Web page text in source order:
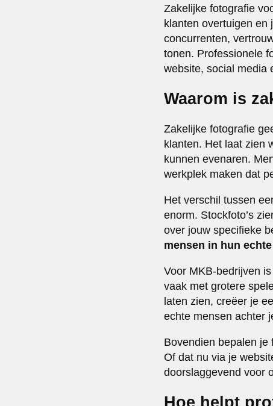
Zakelijke fotografie
klanten overtuigen en
concurrenten,
tonen. Professionele
website, social media
Waarom is
Zakelijke fotografie
klanten. Het laat zien
kunnen evenaren.
werkplek maken dat
Het verschil tussen
enorm. Stockfoto’s
over jouw specifieke
mensen in hun
Voor MKB-bedrijven
vaak met grotere
laten zien, creëer je
echte mensen achter
Bovendien bepalen je
Of dat nu via je
doorslaggevend voor
Hoe helpt